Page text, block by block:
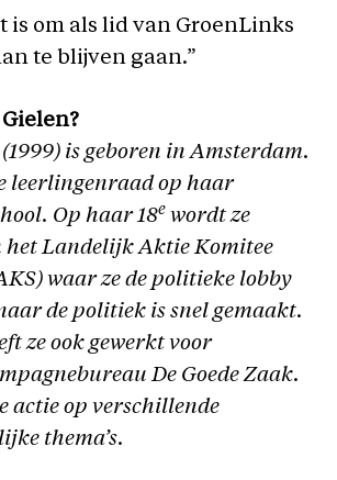
is om als lid van GroenLinks
te blijven gaan.”
is geboren in Amsterdam.
leerlingenraad op haar
Op haar 18e wordt ze
Landelijk Aktie Komitee
waar ze de politieke lobby
de politiek is snel gemaakt.
ze ook gewerkt voor
De Goede Zaak.
actie op verschillende
thema’s.